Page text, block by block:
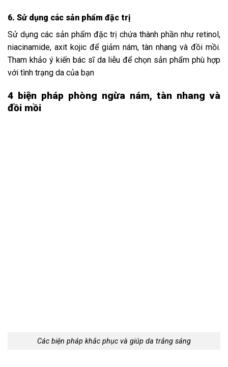
6. Sử dụng các sản phẩm đặc trị
Sử dụng các sản phẩm đặc trị chứa thành phần như retinol,
niacinamide, axit kojic để giảm nám, tàn nhang và đồi mồi.
Tham khảo ý kiến bác sĩ da liễu để chọn sản phẩm phù hợp
với tình trạng da của bạn
4 biện pháp phòng ngừa nám, tàn nhang và
đồi mồi
Các biện pháp khắc phục và giúp da trắng sáng